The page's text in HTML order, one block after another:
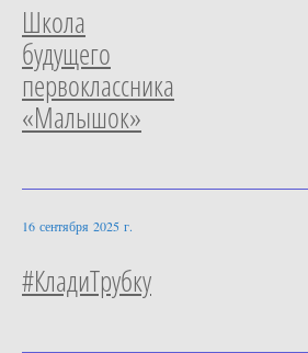
Школа
будущего
первоклассника
«Малышок»
16 сентября 2025 г.
#КладиТрубку